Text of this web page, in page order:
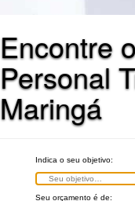
Encontre
Personal
Maringá
Indica o seu objetivo:
Seu orçamento é de: